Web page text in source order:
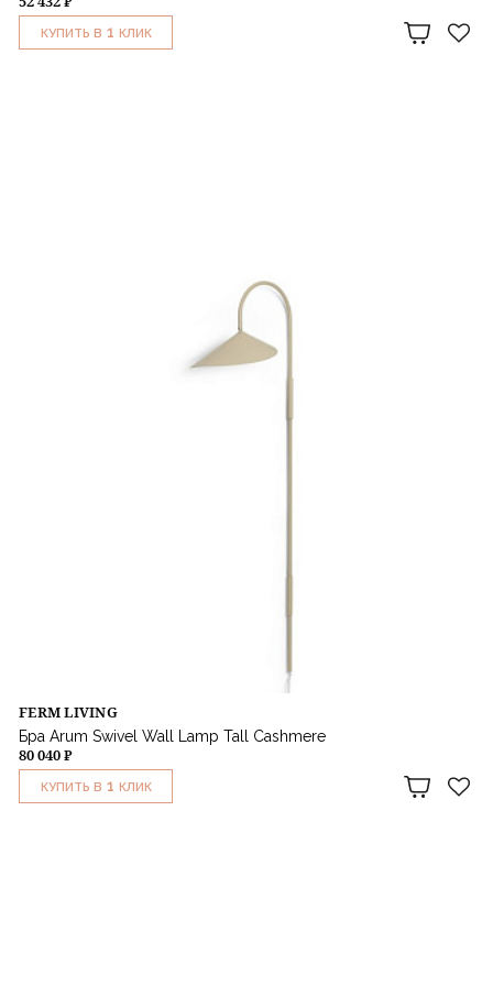
КУПИТЬ В 1 КЛИК
FERM LIVING
Бра Arum Swivel Wall Lamp Tall Cashmere
80 040 ₽
КУПИТЬ В 1 КЛИК